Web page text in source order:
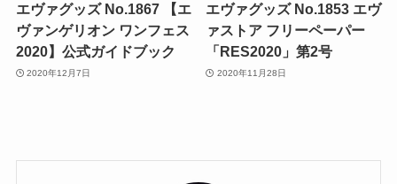
エヴァグッズ No.1867 【エ
ヴァンゲリオン ワンフェス
2020】公式ガイドブック
2020年12月7日
エヴァグッズ No.1853 エヴ
ァストア フリーペーパー
「RES2020」第2号
2020年11月28日